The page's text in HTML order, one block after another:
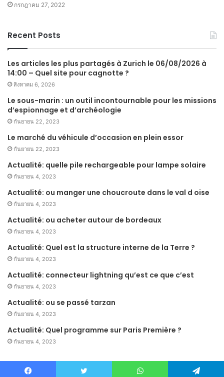
กรกฎาคม 27, 2022
Recent Posts
Les articles les plus partagés à Zurich le 06/08/2026 à
14:00 – Quel site pour cagnotte ?
สิงหาคม 6, 2026
Le sous-marin : un outil incontournable pour les missions
d’espionnage et d’archéologie
กันยายน 22, 2023
Le marché du véhicule d’occasion en plein essor
กันยายน 22, 2023
Actualité: quelle pile rechargeable pour lampe solaire
กันยายน 4, 2023
Actualité: ou manger une choucroute dans le val d oise
กันยายน 4, 2023
Actualité: ou acheter autour de bordeaux
กันยายน 4, 2023
Actualité: Quel est la structure interne de la Terre ?
กันยายน 4, 2023
Actualité: connecteur lightning qu’est ce que c’est
กันยายน 4, 2023
Actualité: ou se passé tarzan
กันยายน 4, 2023
Actualité: Quel programme sur Paris Première ?
กันยายน 4, 2023